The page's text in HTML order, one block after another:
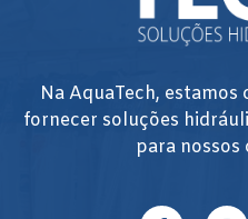
Na AquaTech,
fornecer soluções
para nossos